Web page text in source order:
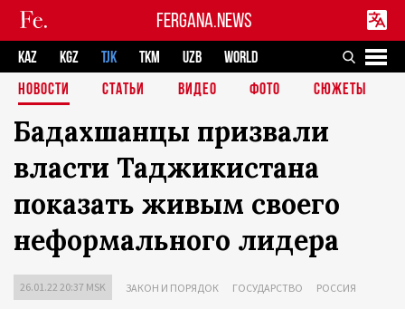
FERGANA.NEWS
KAZ KGZ TJK TKM UZB
WORLD
НОВОСТИ
СТАТЬИ ВИДЕО ФОТО СЮЖЕТЫ
Бадахшанцы призвали
власти Таджикистана
показать живым своего
неформального лидера
26.01.22 20:37 MSK ЗАКОН И ПОРЯДОК ГОСУДАРСТВО РОССИЯ